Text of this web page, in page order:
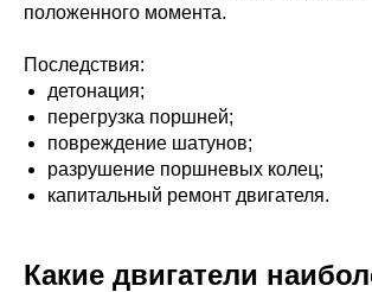
положенного момента.
Последствия:
детонация;
перегрузка поршней;
повреждение шатунов;
разрушение поршневых колец;
капитальный ремонт двигателя.
Какие двигатели